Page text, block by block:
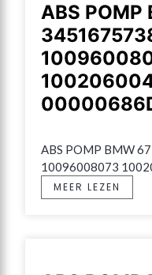
ABS
ABS POMP BMW
10096008073
MEER LEZEN